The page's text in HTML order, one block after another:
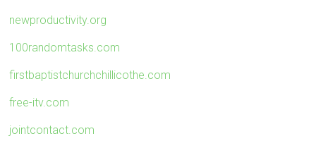
newproductivity.org
100randomtasks.com
firstbaptistchurchchillicothe.com
free-itv.com
jointcontact.com